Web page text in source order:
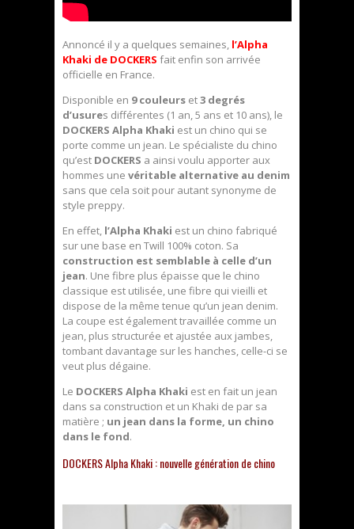
Annoncé il y a quelques semaines, l’Alpha
Khaki de DOCKERS fait enfin son arrivée
officielle en France.
Disponible en 9 couleurs et3 degrés
d’usures différentes (1 an, 5 ans et 10 ans), le
DOCKERS Alpha Khaki est un chino qui se
porte comme un jean. Le spécialiste du chino
qu’est DOCKERS a ainsi voulu apporter aux
hommes une véritable alternative au denim
sans que cela soit pour autant synonyme de
style preppy.
En effet, l’Alpha Khaki est un chino fabriqué
sur une base en Twill 100% coton. Sa
construction est semblable à celle d’un
jean. Une fibre plus épaisse que le chino
classique est utilisée, une fibre qui vieilli et
dispose de la même tenue qu’un jean denim.
La coupe est également travaillée comme un
jean, plus structurée et ajustée aux jambes,
tombant davantage sur les hanches, celle-ci se
veut plus dégaine.
Le DOCKERS Alpha Khaki est en fait un jean
dans sa construction et un Khaki de par sa
matière ; un jean dans la forme, un chino
dans le fond.
DOCKERS Alpha Khaki : nouvelle génération de chino